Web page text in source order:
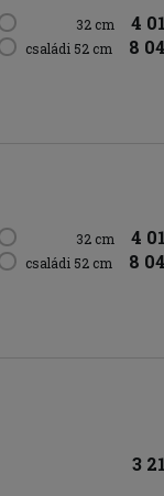
32 cm 4
családi 52 cm 8
32 cm 4
családi 52 cm 8
3